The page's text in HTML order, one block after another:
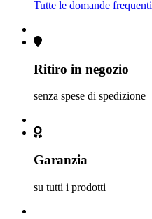
Tutte le domande frequenti
Ritiro in negozio
senza spese di spedizione
Garanzia
su tutti i prodotti